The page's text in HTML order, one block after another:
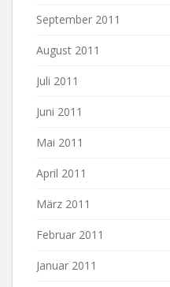
September 2011
August 2011
Juli 2011
Juni 2011
Mai 2011
April 2011
März 2011
Februar 2011
Januar 2011